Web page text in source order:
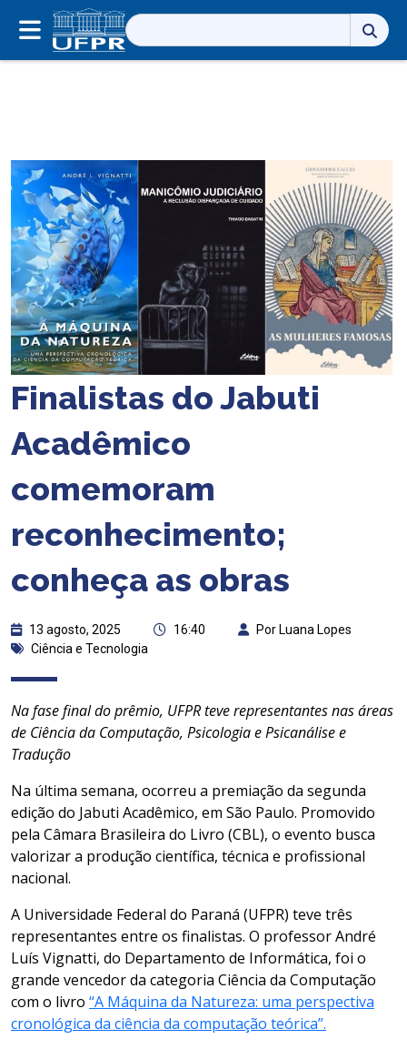
Pesquisar
por:
Finalistas do Jabuti
Acadêmico
comemoram
reconhecimento;
conheça as obras
13 agosto, 2025 16:40
Por Luana Lopes
Ciência e Tecnologia
Na fase final do prêmio, UFPR teve representantes nas áreas
de Ciência da Computação, Psicologia e Psicanálise e
Tradução
Na última semana, ocorreu a premiação da segunda
edição do Jabuti Acadêmico, em São Paulo. Promovido
pela Câmara Brasileira do Livro (CBL), o evento busca
valorizar a produção científica, técnica e profissional
nacional.
A Universidade Federal do Paraná (UFPR) teve três
representantes entre os finalistas. O professor André
Luís Vignatti, do Departamento de Informática, foi o
grande vencedor da categoria Ciência da Computação
com o livro “A Máquina da Natureza: uma perspectiva
cronológica da ciência da computação teórica”.